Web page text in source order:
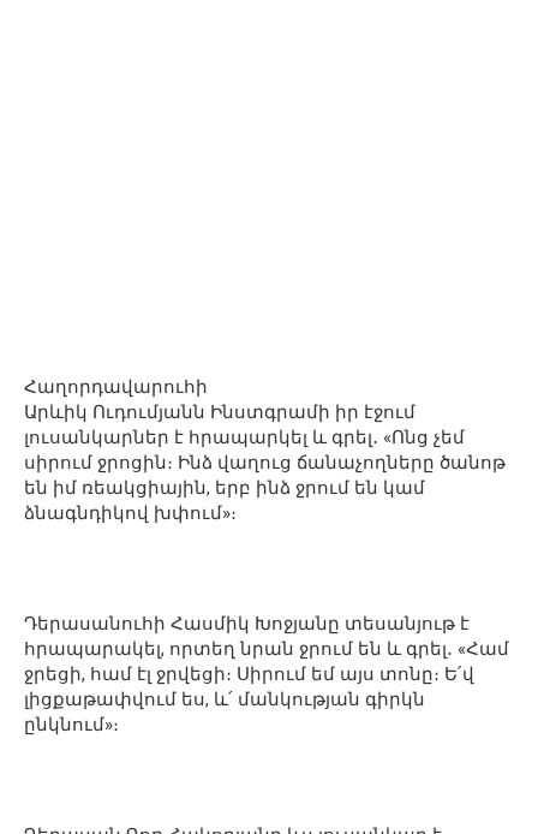
Հաղորդավարուհի
Արևիկ Ուդումյանն Ինստգրամի իր էջում
լուսանկարներ է հրապարկել և գրել․ «Ոնց չեմ
սիրում ջրոցին։ Ինձ վաղուց ճանաչողները ծանոթ
են իմ ռեակցիային, երբ ինձ ջրում են կամ
ձնագնդիկով խփում»։
Դերասանուհի Հասմիկ Խոջյանը տեսանյութ է
հրապարակել, որտեղ նրան ջրում են և գրել․ «Համ
ջրեցի, համ էլ ջրվեցի։ Սիրում եմ այս տոնը։ Ե՛վ
լիցքաթափվում ես, և՛ մանկության գիրկն
ընկնում»։